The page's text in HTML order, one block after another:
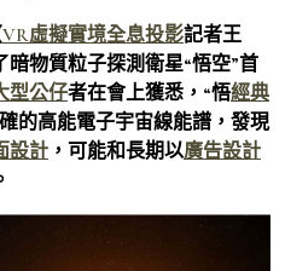
VR虛擬實境全息投影記者王
物質粒子探測衛星“悟空”首
型公仔者在會上獲悉，“悟經典
的高能電子宇宙線能譜，發現
設計 ，可能和長期以廣告設計